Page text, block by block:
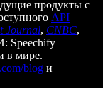
продукты с
API
Journal, CNBC,
Speechify —
в мире.
blog и